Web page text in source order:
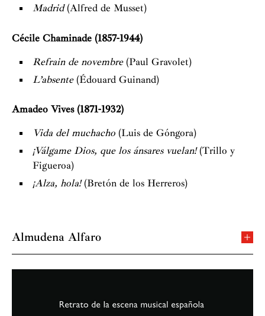
Madrid(Alfred de Musset)
Cécile Chaminade (1857-1944)
Refrain de novembre (Paul Gravolet)
L’absente (Édouard Guinand)
Amadeo Vives (1871-1932)
Vida del muchacho (Luis de Góngora)
¡Válgame Dios, que los ánsares vuelan!(Trillo y
Figueroa)
¡Alza, hola!(Bretón de los Herreros)
Almudena Alfaro